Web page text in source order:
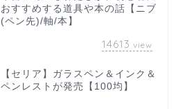
おすすめする道具や本の話【ニブ
(ペン先)/軸/本】
14613 view
【セリア】ガラスペン＆インク＆
ペンレストが発売【100均】